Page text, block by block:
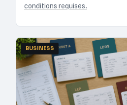
conditions requises.
BUSINESS